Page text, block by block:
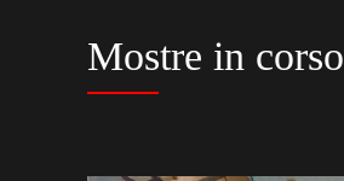
Mostre in corso